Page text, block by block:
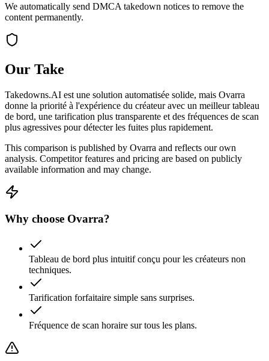
We automatically send DMCA takedown notices to remove the
content permanently.
Our Take
Takedowns.AI est une solution automatisée solide, mais Ovarra
donne la priorité à l'expérience du créateur avec un meilleur tableau
de bord, une tarification plus transparente et des fréquences de scan
plus agressives pour détecter les fuites plus rapidement.
This comparison is published by Ovarra and reflects our own
analysis. Competitor features and pricing are based on publicly
available information and may change.
Why choose Ovarra?
Tableau de bord plus intuitif conçu pour les créateurs non
techniques.
Tarification forfaitaire simple sans surprises.
Fréquence de scan horaire sur tous les plans.